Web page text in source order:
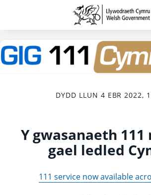
DYDD LLUN 4 EBR 2022,
Y gwasanaeth
gael ledled
111 service now available